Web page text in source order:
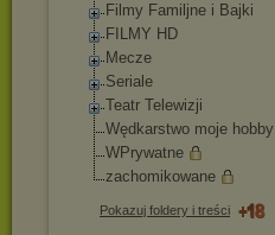
Filmy Familjne i Bajki
FILMY HD
Mecze
Seriale
Teatr Telewizji
Wędkarstwo moje hobby
WPrywatne
zachomikowane
Pokazuj foldery i treści